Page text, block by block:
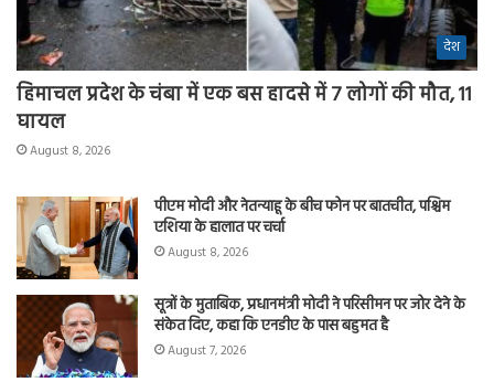
देश
हिमाचल प्रदेश के चंबा में एक बस हादसे में 7 लोगों की मौत, 11
घायल
August 8, 2026
पीएम मोदी और नेतन्याहू के बीच फोन पर बातचीत, पश्चिम
एशिया के हालात पर चर्चा
August 8, 2026
सूत्रों के मुताबिक, प्रधानमंत्री मोदी ने परिसीमन पर जोर देने के
संकेत दिए, कहा कि एनडीए के पास बहुमत है
August 7, 2026